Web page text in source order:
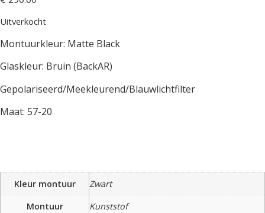
Uitverkocht
Montuurkleur: Matte Black
Glaskleur: Bruin (BackAR)
Gepolariseerd/Meekleurend/Blauwlichtfilter
Maat: 57-20
Kleur montuur
Zwart
Montuur
Kunststof